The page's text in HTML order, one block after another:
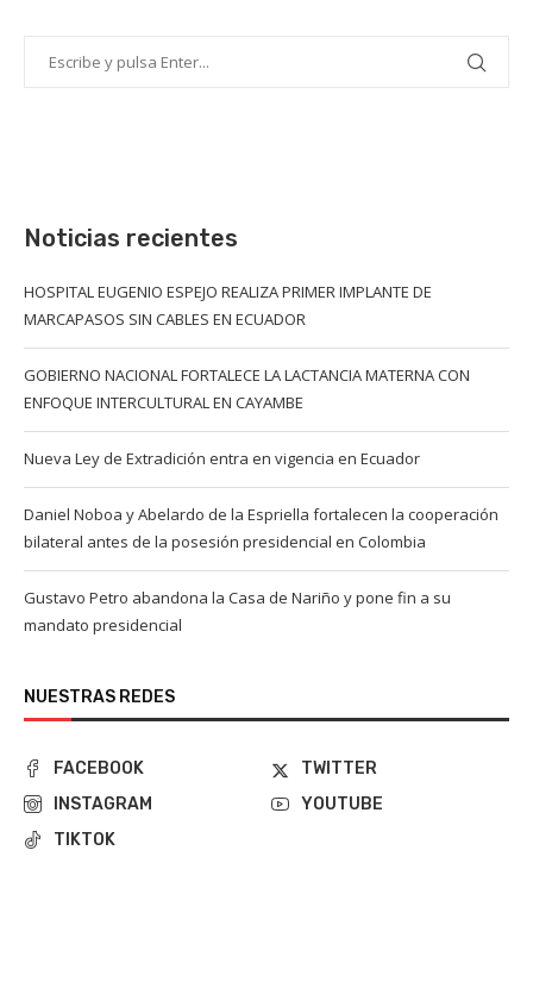
Noticias recientes
HOSPITAL EUGENIO ESPEJO REALIZA PRIMER IMPLANTE DE
MARCAPASOS SIN CABLES EN ECUADOR
GOBIERNO NACIONAL FORTALECE LA LACTANCIA MATERNA CON
ENFOQUE INTERCULTURAL EN CAYAMBE
Nueva Ley de Extradición entra en vigencia en Ecuador
Daniel Noboa y Abelardo de la Espriella fortalecen la cooperación
bilateral antes de la posesión presidencial en Colombia
Gustavo Petro abandona la Casa de Nariño y pone fin a su
mandato presidencial
NUESTRAS REDES
FACEBOOK
TWITTER
INSTAGRAM
YOUTUBE
TIKTOK